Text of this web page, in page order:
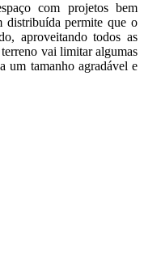
com projetos bem
distribuída permite que o
aproveitando todos as
vai limitar algumas
um tamanho agradável e